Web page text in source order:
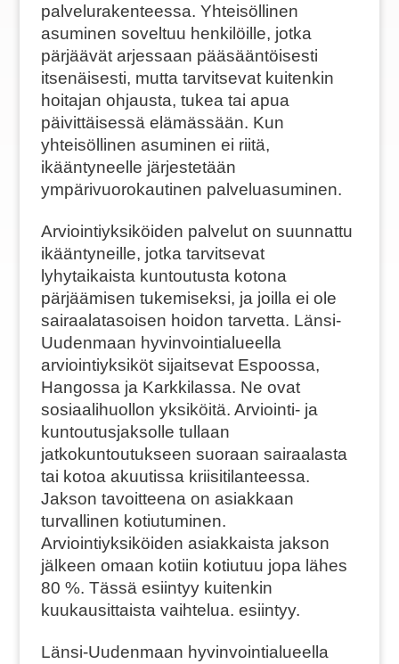
palvelurakenteessa. Yhteisöllinen
asuminen soveltuu henkilöille, jotka
pärjäävät arjessaan pääsääntöisesti
itsenäisesti, mutta tarvitsevat kuitenkin
hoitajan ohjausta, tukea tai apua
päivittäisessä elämässään. Kun
yhteisöllinen asuminen ei riitä,
ikääntyneelle järjestetään
ympärivuorokautinen palveluasuminen.
Arviointiyksiköiden palvelut on suunnattu
ikääntyneille, jotka tarvitsevat
lyhytaikaista kuntoutusta kotona
pärjäämisen tukemiseksi, ja joilla ei ole
sairaalatasoisen hoidon tarvetta. Länsi-
Uudenmaan hyvinvointialueella
arviointiyksiköt sijaitsevat Espoossa,
Hangossa ja Karkkilassa. Ne ovat
sosiaalihuollon yksiköitä. Arviointi- ja
kuntoutusjaksolle tullaan
jatkokuntoutukseen suoraan sairaalasta
tai kotoa akuutissa kriisitilanteessa.
Jakson tavoitteena on asiakkaan
turvallinen kotiutuminen.
Arviointiyksiköiden asiakkaista jakson
jälkeen omaan kotiin kotiutuu jopa lähes
80 %. Tässä esiintyy kuitenkin
kuukausittaista vaihtelua. esiintyy.
Länsi-Uudenmaan hyvinvointialueella